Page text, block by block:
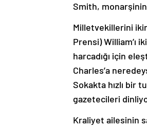
Smith,
Milletvekillerini
Prensi) William’ı
harcadığı için
Charles’a
Sokakta hızlı bir
gazetecileri
Kraliyet ailesinin